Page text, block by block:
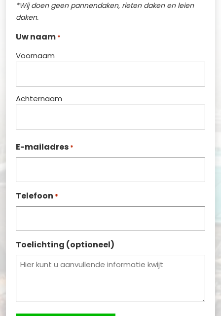
*Wij doen geen pannendaken, rieten daken en leien
daken.
Uw naam *
Voornaam
Achternaam
E-mailadres *
Telefoon *
Toelichting (optioneel)